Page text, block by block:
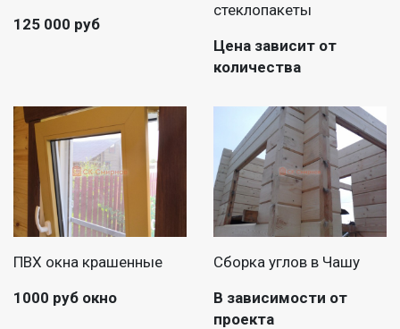
125 000 руб
стеклопакеты
Цена зависит от
количества
ПВХ окна крашенные
1000 руб окно
Сборка углов в Чашу
В зависимости от
проекта